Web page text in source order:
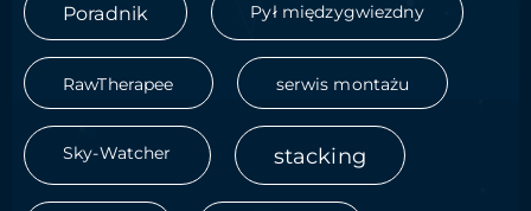
Poradnik Pył międzygwiezdny
RawTherapee serwis montażu
Sky-Watcher stacking